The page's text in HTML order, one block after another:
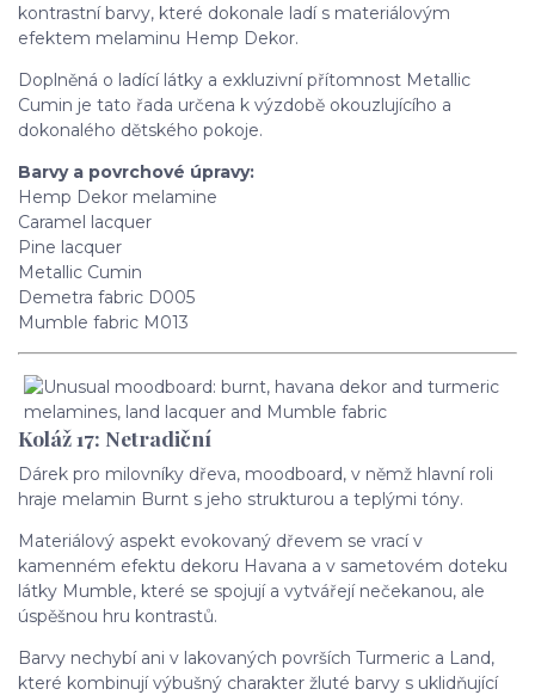
kontrastní barvy, které dokonale ladí s materiálovým
efektem melaminu Hemp Dekor.
Doplněná o ladící látky a exkluzivní přítomnost Metallic
Cumin je tato řada určena k výzdobě okouzlujícího a
dokonalého dětského pokoje.
Barvy a povrchové úpravy:
Hemp Dekor melamine
Caramel lacquer
Pine lacquer
Metallic Cumin
Demetra fabric D005
Mumble fabric M013
Koláž 17: Netradiční
Dárek pro milovníky dřeva, moodboard, v němž hlavní roli
hraje melamin Burnt s jeho strukturou a teplými tóny.
Materiálový aspekt evokovaný dřevem se vrací v
kamenném efektu dekoru Havana a v sametovém doteku
látky Mumble, které se spojují a vytvářejí nečekanou, ale
úspěšnou hru kontrastů.
Barvy nechybí ani v lakovaných površích Turmeric a Land,
které kombinují výbušný charakter žluté barvy s uklidňující